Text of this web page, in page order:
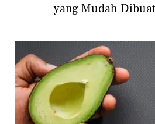
yang Mudah